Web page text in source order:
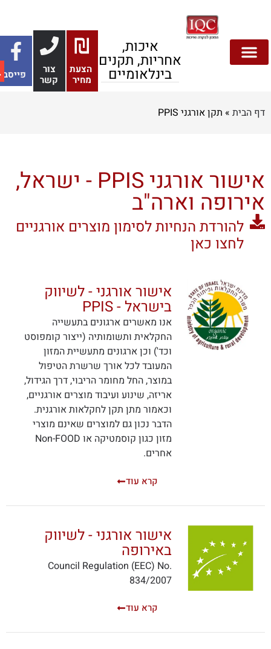
איכות,
אחריות, תקנים
בינלאומיים
הצעת
מחיר
צור
קשר
פייסבוק
הבית»תקן אורגני PPIS
אישור אורגני PPIS - ישראל,
וארה"ב
להורדת הנחיות לסימון מוצרים אורגניים
לחצו כאן
אישור אורגני - לשיווק
בישראל - PPIS
אנו מאשרים ארגונים בתעשייה
החקלאית ותשומותיה (ייצור קומפוסט
וכד') וכן ארגונים מתעשיית המזון
המעובד לכל אורך שרשרת הטיפול
במוצר, החל מחומר הריבוי, דרך הגידול,
אריזה, שינוע ועיבוד מוצרים אורגניים,
וכאמור מתן תקן לחקלאות אורגנית.
הדבר נכון גם למוצרים שאינם מוצרי
מזון כגון קוסמטיקה או Non-FOOD
אחרים.
קרא עוד
אישור אורגני - לשיווק
באירופה
Council Regulation (EEC) No.
834/2007
קרא עוד